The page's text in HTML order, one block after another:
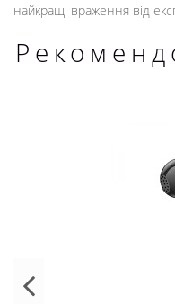
найкращі враження від